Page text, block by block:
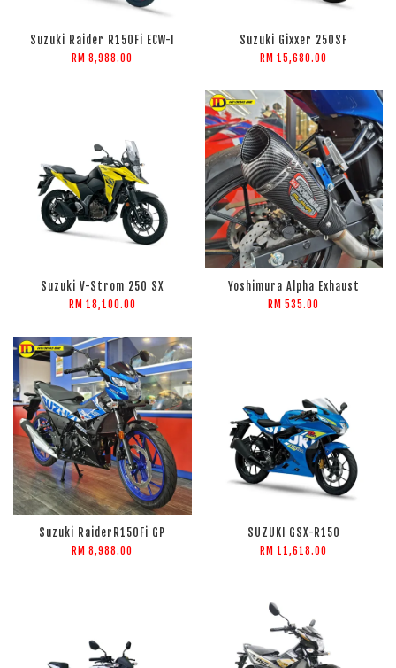
Suzuki Raider R150Fi ECW-I
RM 8,988.00
Suzuki Gixxer 250SF
RM 15,680.00
Suzuki V-Strom 250 SX
RM 18,100.00
Yoshimura Alpha Exhaust
RM 535.00
Suzuki RaiderR150Fi GP
RM 8,988.00
SUZUKI GSX-R150
RM 11,618.00